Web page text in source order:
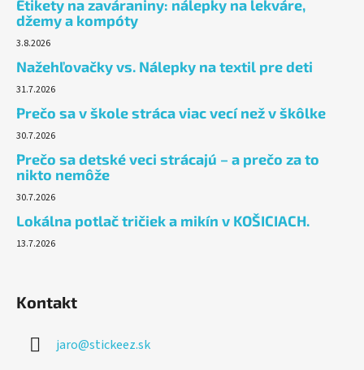
Etikety na zaváraniny: nálepky na lekváre,
džemy a kompóty
3.8.2026
Nažehľovačky vs. Nálepky na textil pre deti
31.7.2026
Prečo sa v škole stráca viac vecí než v škôlke
30.7.2026
Prečo sa detské veci strácajú – a prečo za to
nikto nemôže
30.7.2026
Lokálna potlač tričiek a mikín v KOŠICIACH.
13.7.2026
Kontakt
jaro@stickeez.sk